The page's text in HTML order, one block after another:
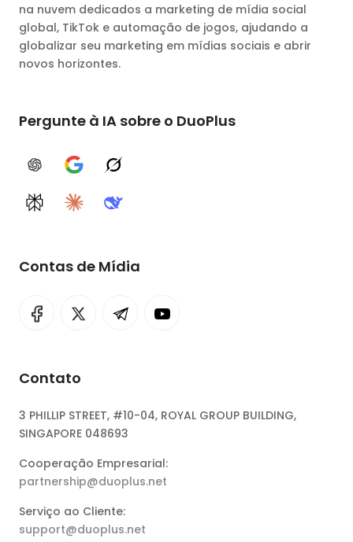
na nuvem dedicados a marketing de mídia social
global, TikTok e automação de jogos, ajudando a
globalizar seu marketing em mídias sociais e abrir
novos horizontes.
Pergunte à IA sobre o DuoPlus
ChatGPTGoogle AIGrok
PerplexityClaudeDeepSeek
Contas de Mídia
Contato
3 PHILLIP STREET, #10-04, ROYAL GROUP BUILDING,
SINGAPORE 048693
Cooperação Empresarial:
partnership@duoplus.net
Serviço ao Cliente:
support@duoplus.net